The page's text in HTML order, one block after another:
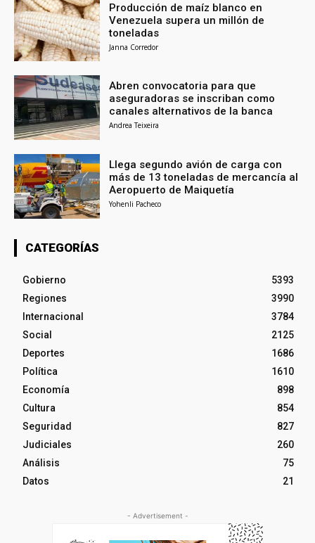
Producción de maíz blanco en
Venezuela supera un millón de
toneladas
Janna Corredor
Abren convocatoria para que
aseguradoras se inscriban como
canales alternativos de la banca
Andrea Teixeira
Llega segundo avión de carga con
más de 13 toneladas de mercancía al
Aeropuerto de Maiquetía
Yohenli Pacheco
CATEGORÍAS
Gobierno
5393
Regiones
3990
Internacional
3784
Social
2125
Deportes
1686
Política
1610
Economía
898
Cultura
854
Seguridad
827
Judiciales
260
Análisis
75
Datos
21
- Advertisement -